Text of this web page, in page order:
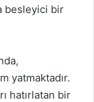
besleyici bir
yatmaktadır.
hatırlatan bir